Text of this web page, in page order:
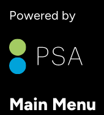
Powered by
Main Menu